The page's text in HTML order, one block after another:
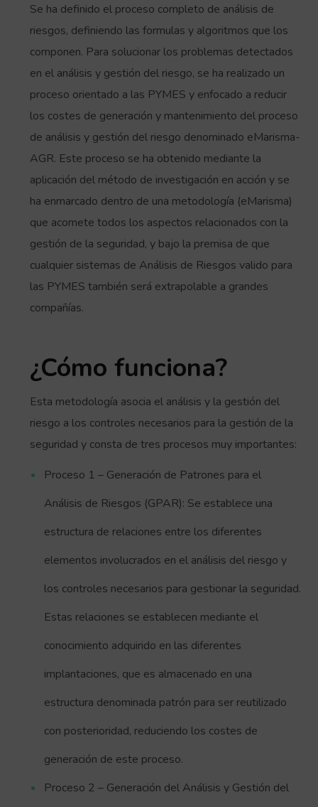
Se ha definido el proceso completo de análisis de
riesgos, definiendo las formulas y algoritmos que los
componen. Para solucionar los problemas detectados
en el análisis y gestión del riesgo, se ha realizado un
proceso orientado a las PYMES y enfocado a reducir
los costes de generación y mantenimiento del proceso
de análisis y gestión del riesgo denominado eMarisma-
AGR. Este proceso se ha obtenido mediante la
aplicación del método de investigación en acción y se
ha enmarcado dentro de una metodología (eMarisma)
que acomete todos los aspectos relacionados con la
gestión de la seguridad, y bajo la premisa de que
cualquier sistemas de Análisis de Riesgos valido para
las PYMES también será extrapolable a grandes
compañías.
¿Cómo funciona?
Esta metodología asocia el análisis y la gestión del
riesgo a los controles necesarios para la gestión de la
seguridad y consta de tres procesos muy importantes:
Proceso 1 – Generación de Patrones para el
Análisis de Riesgos (GPAR): Se establece una
estructura de relaciones entre los diferentes
elementos involucrados en el análisis del riesgo y
los controles necesarios para gestionar la seguridad.
Estas relaciones se establecen mediante el
conocimiento adquirido en las diferentes
implantaciones, que es almacenado en una
estructura denominada patrón para ser reutilizado
con posterioridad, reduciendo los costes de
generación de este proceso.
Proceso 2 – Generación del Análisis y Gestión del